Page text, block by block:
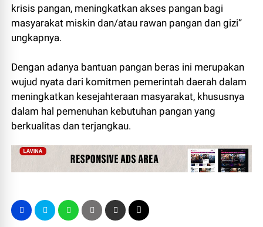
krisis pangan, meningkatkan akses pangan bagi
masyarakat miskin dan/atau rawan pangan dan gizi”
ungkapnya.
Dengan adanya bantuan pangan beras ini merupakan
wujud nyata dari komitmen pemerintah daerah dalam
meningkatkan kesejahteraan masyarakat, khususnya
dalam hal pemenuhan kebutuhan pangan yang
berkualitas dan terjangkau.